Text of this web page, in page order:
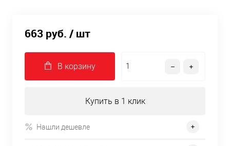
663 руб. / шт
В корзину
Купить в 1 клик
Нашли дешевле